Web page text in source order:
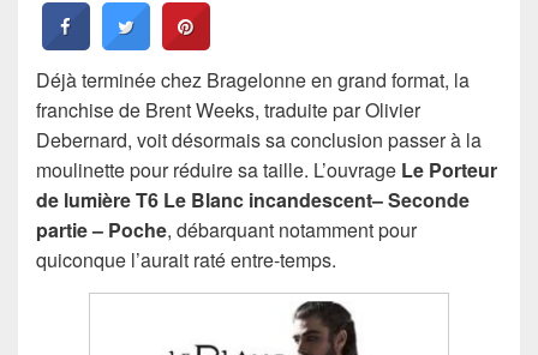
Déjà terminée chez Bragelonne en grand format, la
franchise de Brent Weeks, traduite par Olivier
Debernard, voit désormais sa conclusion passer à la
moulinette pour réduire sa taille. L’ouvrage Le Porteur
de lumière T6 Le Blanc incandescent– Seconde
partie – Poche, débarquant notamment pour
quiconque l’aurait raté entre-temps.